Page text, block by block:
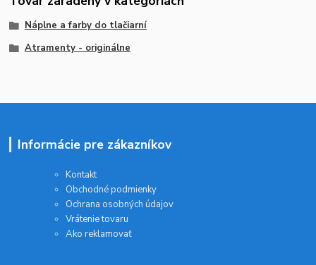
Náplne a farby do tlačiarní
Atramenty - originálne
Informácie pre zákazníkov
Kontakt
Obchodné podmienky
Ochrana osobných údajov
Vrátenie tovaru
Ako reklamovať